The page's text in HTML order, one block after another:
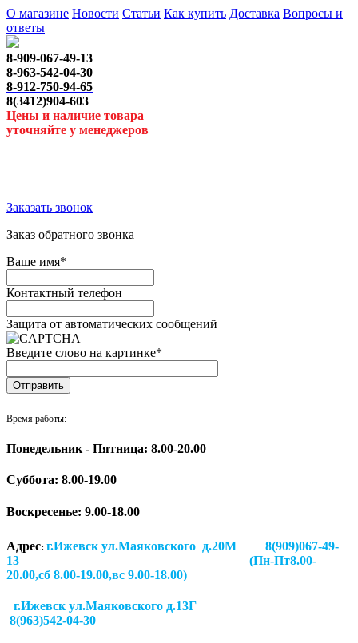
О магазине Новости Статьи Как купить Доставка Вопросы и
ответы
8-909-067-49-13
8-963-542-04-30
8-912-750-94-65
8(3412)904-603
Цены и наличие товара
уточняйте у менеджеров
Заказать звонок
Заказ обратного звонка
Ваше имя*
Контактный телефон
Защита от автоматических сообщений
Введите слово на картинке*
Время работы:
Понедельник - Пятница: 8.00-20.00
Суббота: 8.00-19.00
Воскресенье: 9.00-18.00
Адрес: г.Ижевск ул.Маяковского д.20М 8(909)067-49-
13 (Пн-Пт8.00-
20.00,сб 8.00-19.00,вс 9.00-18.00)
г.Ижевск ул.Маяковского д.13Г
8(963)542-04-30